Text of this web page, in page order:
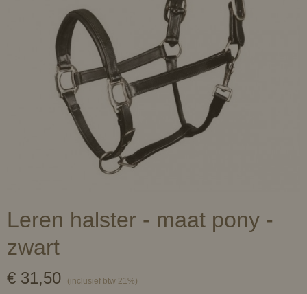
Leren halster - maat pony -
zwart
€ 31,50 (inclusief btw 21%)